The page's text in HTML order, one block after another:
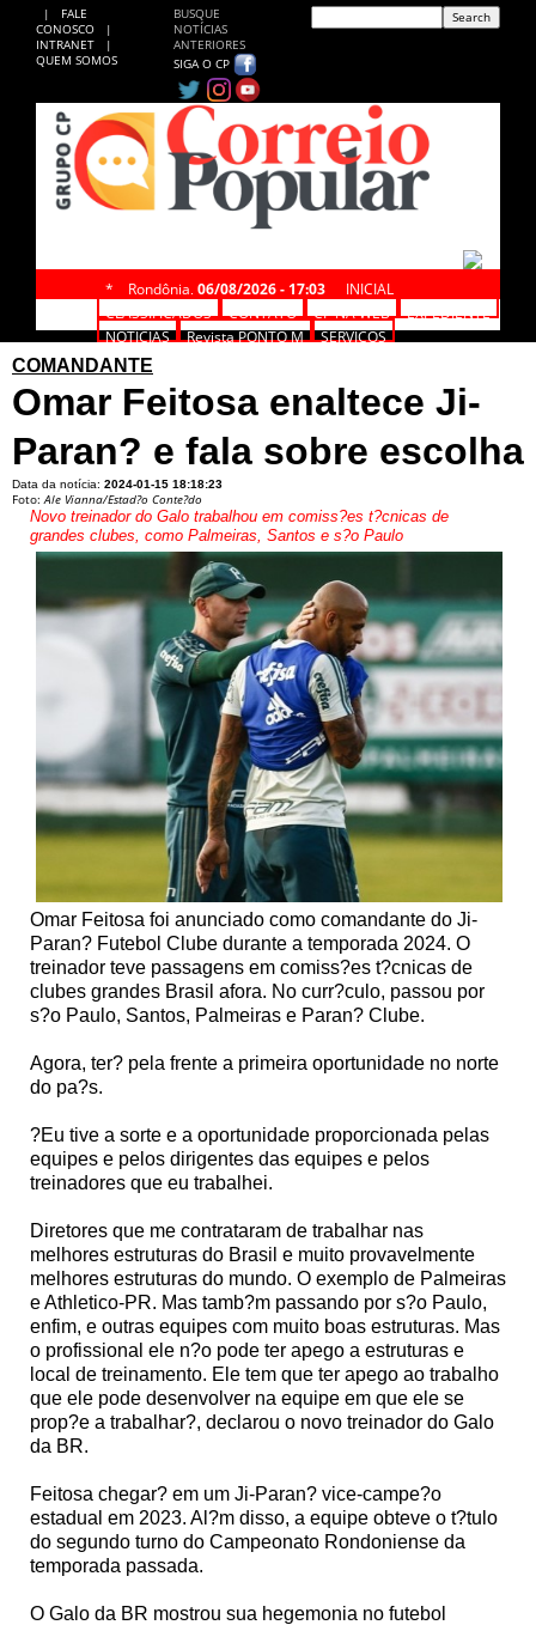
|
FALE
CONOSCO
|
INTRANET
|
QUEM SOMOS
BUSQUE
NOTÍCIAS
ANTERIORES
SIGA O CP
* Rondônia, 06/08/2026 - 17:03
INICIAL
CLASSIFICADOS
CONTATO CP NA WEB
EXPEDIENTE
NOTÍCIAS
Revista PONTO M
SERVIÇOS
COMANDANTE
Omar Feitosa enaltece Ji-
Paran? e fala sobre escolha
Data da notícia: 2024-01-15 18:18:23
Foto:Ale Vianna/Estad?o Conte?do
Novo treinador do Galo trabalhou em comiss?es t?cnicas de
grandes clubes, como Palmeiras, Santos e s?o Paulo
Omar Feitosa foi anunciado como comandante do Ji-
Paran? Futebol Clube durante a temporada 2024. O
treinador teve passagens em comiss?es t?cnicas de
clubes grandes Brasil afora. No curr?culo, passou por
s?o Paulo, Santos, Palmeiras e Paran? Clube.
Agora, ter? pela frente a primeira oportunidade no norte
do pa?s.
?Eu tive a sorte e a oportunidade proporcionada pelas
equipes e pelos dirigentes das equipes e pelos
treinadores que eu trabalhei.
Diretores que me contrataram de trabalhar nas
melhores estruturas do Brasil e muito provavelmente
melhores estruturas do mundo. O exemplo de Palmeiras
e Athletico-PR. Mas tamb?m passando por s?o Paulo,
enfim, e outras equipes com muito boas estruturas. Mas
o profissional ele n?o pode ter apego a estruturas e
local de treinamento. Ele tem que ter apego ao trabalho
que ele pode desenvolver na equipe em que ele se
prop?e a trabalhar?, declarou o novo treinador do Galo
da BR.
Feitosa chegar? em um Ji-Paran? vice-campe?o
estadual em 2023. Al?m disso, a equipe obteve o t?tulo
do segundo turno do Campeonato Rondoniense da
temporada passada.
O Galo da BR mostrou sua hegemonia no futebol